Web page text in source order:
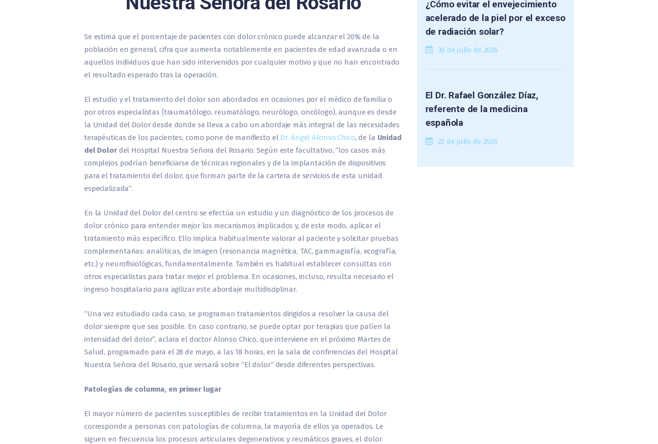
Se estima que el porcentaje de pacientes con dolor crónico puede alcanzar el 20% de la
población en general, cifra que aumenta notablemente en pacientes de edad avanzada o en
aquellos individuos que han sido intervenidos por cualquier motivo y que no han encontrado
el resultado esperado tras la operación.
El estudio y el tratamiento del dolor son abordados en ocasiones por el médico de familia o
por otros especialistas (traumatólogo, reumatólogo, neurólogo, oncólogo), aunque es desde
la Unidad del Dolor desde donde se lleva a cabo un abordaje más integral de las necesidades
terapéuticas de los pacientes, como pone de manifiesto el Dr. Ángel Alonso Chico, de la Unidad
del Dolordel Hospital Nuestra Señora del Rosario. Según este facultativo, “los casos más
complejos podrían beneficiarse de técnicas regionales y de la implantación de dispositivos
para el tratamiento del dolor, que forman parte de la cartera de servicios de esta unidad
especializada”.
En la Unidad del Dolor del centro se efectúa un estudio y un diagnóstico de los procesos de
dolor crónico para entender mejor los mecanismos implicados y, de este modo, aplicar el
tratamiento más específico. Ello implica habitualmente valorar al paciente y solicitar pruebas
complementarias: analíticas, de imagen (resonancia magnética, TAC, gammagrafía, ecografía,
etc.) y neurofisiológicas, fundamentalmente. También es habitual establecer consultas con
otros especialistas para tratar mejor el problema. En ocasiones, incluso, resulta necesario el
ingreso hospitalario para agilizar este abordaje multidisciplinar.
“Una vez estudiado cada caso, se programan tratamientos dirigidos a resolver la causa del
dolor siempre que sea posible. En caso contrario, se puede optar por terapias que palíen la
intensidad del dolor”, aclara el doctor Alonso Chico, que interviene en el próximo Martes de
Salud, programado para el 28 de mayo, a las 18 horas, en la sala de conferencias del Hospital
Nuestra Señora del Rosario, que versará sobre “El dolor” desde diferentes perspectivas.
Patologías de columna, en primer lugar
El mayor número de pacientes susceptibles de recibir tratamientos en la Unidad del Dolor
corresponde a personas con patologías de columna, la mayoría de ellos ya operados. Le
siguen en frecuencia los procesos articulares degenerativos y reumáticos graves, el dolor
¿Cómo evitar el envejecimiento
acelerado de la piel por el exceso
de radiación solar?
30 de julio de 2026
El Dr. Rafael González Díaz,
referente de la medicina
española
22 de julio de 2026